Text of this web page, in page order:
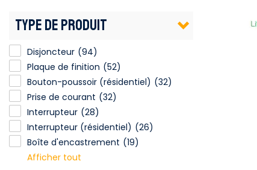
TYPE DE PRODUIT
Disjoncteur (94)
Plaque de finition (52)
Bouton-poussoir (résidentiel) (32)
Prise de courant (32)
Interrupteur (28)
Interrupteur (résidentiel) (26)
Boîte d'encastrement (19)
Afficher tout